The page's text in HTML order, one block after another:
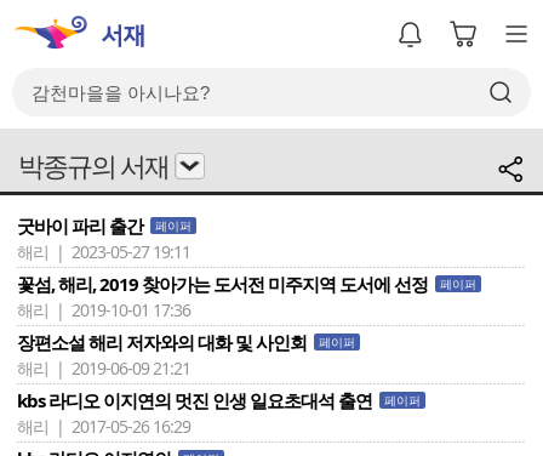
박종규의 서재
굿바이 파리 출간 페이퍼
해리 | 2023-05-27 19:11
꽃섬, 해리, 2019 찾아가는 도서전 미주지역 도서에 선정 페이퍼
해리 | 2019-10-01 17:36
장편소설 해리 저자와의 대화 및 사인회 페이퍼
해리 | 2019-06-09 21:21
kbs 라디오 이지연의 멋진 인생 일요초대석 출연 페이퍼
해리 | 2017-05-26 16:29